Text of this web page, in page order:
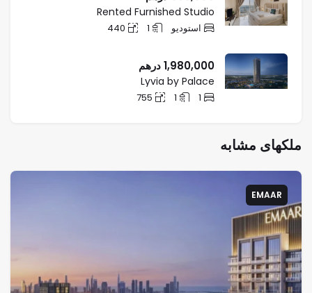
Rented Furnished Studio
استودیو 1
440
1,980,000درهم
Lyvia by Palace
1
1
755
ملکهای مشابه
EMAAR